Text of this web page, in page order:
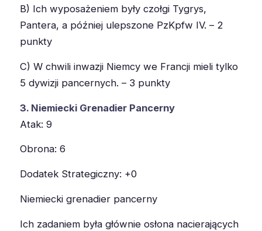
B) Ich wyposażeniem były czołgi Tygrys,
Pantera, a później ulepszone PzKpfw IV. – 2
punkty
C) W chwili inwazji Niemcy we Francji mieli tylko
5 dywizji pancernych. – 3 punkty
3. Niemiecki Grenadier Pancerny
Atak: 9
Obrona: 6
Dodatek Strategiczny: +0
Niemiecki grenadier pancerny
Ich zadaniem była głównie osłona nacierających